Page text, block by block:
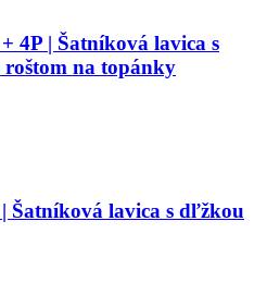
4P | Šatníková lavica s
na topánky
Šatníková lavica s dľžkou